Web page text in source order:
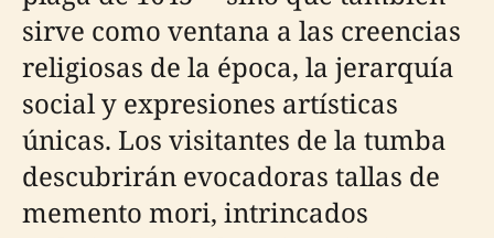
sirve como ventana a las creencias
religiosas de la época, la jerarquía
social y expresiones artísticas
únicas. Los visitantes de la tumba
descubrirán evocadoras tallas de
memento mori, intrincados